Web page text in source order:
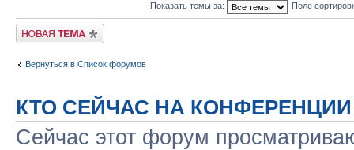
Показать темы за: Поле
Новая тема
Вернуться в Список форумов
КТО СЕЙЧАС НА КОНФЕРЕНЦИИ
Сейчас этот форум